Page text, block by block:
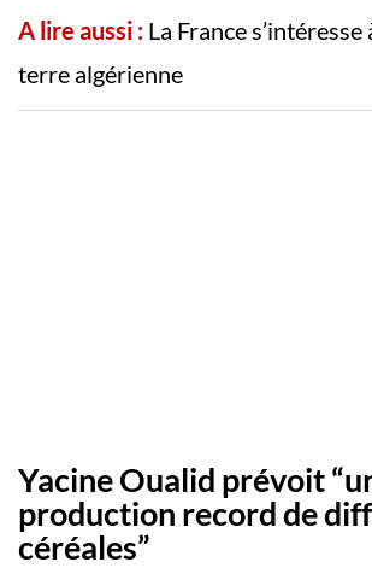
A lire aussi : La France
terre algérienne
Yacine Oualid prévoit
production record de
céréales”